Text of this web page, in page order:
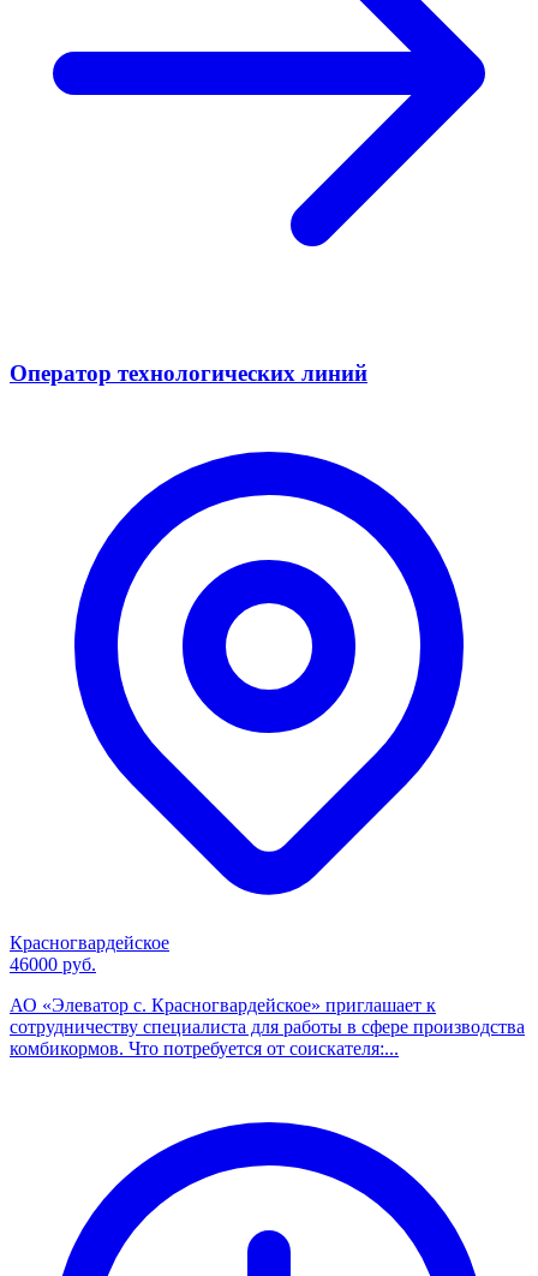
Оператор технологических линий
Красногвардейское
46000 руб.
АО «Элеватор с. Красногвардейское» приглашает к
сотрудничеству специалиста для работы в сфере производства
комбикормов. Что потребуется от соискателя:...